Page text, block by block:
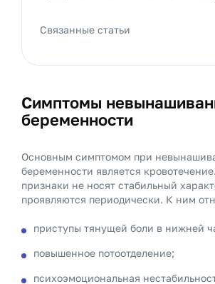
Симптомы
беременности
Основным симптомом при
беременности является
признаки не носят стабильный
проявляются периодически. К ним
приступы тянущей боли в нижней
повышенное потоотделение;
психоэмоциональная
Связанные статьи